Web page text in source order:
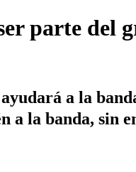
parte del
a la
a la banda, sin